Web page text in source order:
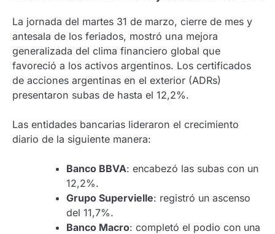
La jornada del martes 31 de marzo, cierre de mes y
antesala de los feriados, mostró una mejora
generalizada del clima financiero global que
favoreció a los activos argentinos. Los certificados
de acciones argentinas en el exterior (ADRs)
presentaron subas de hasta el 12,2%.
Las entidades bancarias lideraron el crecimiento
diario de la siguiente manera:
Banco BBVA: encabezó las subas con un
12,2%.
Grupo Supervielle: registró un ascenso
del 11,7%.
Banco Macro: completó el podio con una